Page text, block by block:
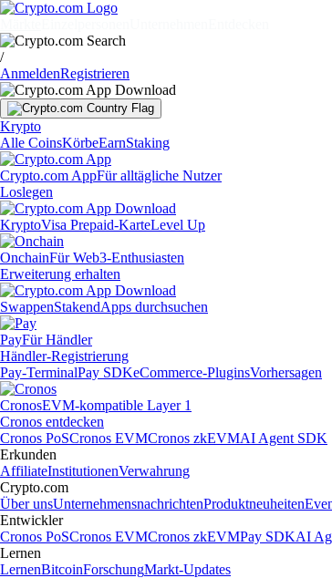
/
AnmeldenRegistrieren
Krypto
Alle CoinsKörbeEarnStaking
Crypto.com AppFür alltägliche Nutzer
Loslegen
KryptoVisa Prepaid-KarteLevel Up
OnchainFür Web3-Enthusiasten
Erweiterung erhalten
SwappenStakendApps durchsuchen
PayFür Händler
Händler-Registrierung
Pay-TerminalPay SDKeCommerce-PluginsVorhersagen
CronosEVM-kompatible Layer 1
Cronos entdecken
Cronos PoSCronos EVMCronos zkEVMAI Agent SDK
Erkunden
AffiliateInstitutionenVerwahrung
Crypto.com
Über unsUnternehmensnachrichtenProduktneuheiten
Entwickler
Cronos PoSCronos EVMCronos zkEVMPay SDKAI
Lernen
LernenBitcoinForschungMarkt-Updates